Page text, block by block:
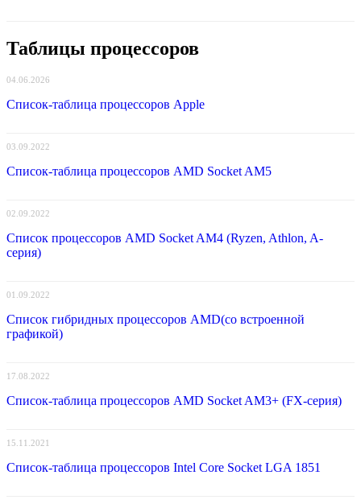
Таблицы процессоров
04.06.2026
Список-таблица процессоров Apple
03.09.2022
Список-таблица процессоров AMD Socket AM5
02.09.2022
Список процессоров AMD Socket AM4 (Ryzen, Athlon, A-
серия)
01.09.2022
Список гибридных процессоров AMD(со встроенной
графикой)
17.08.2022
Список-таблица процессоров AMD Socket AM3+ (FX-серия)
15.11.2021
Список-таблица процессоров Intel Core Socket LGA 1851